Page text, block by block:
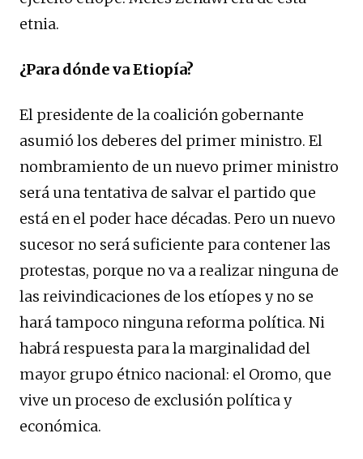
etnia.
¿Para dónde va Etiopía?
El presidente de la coalición gobernante
asumió los deberes del primer ministro. El
nombramiento de un nuevo primer ministro
será una tentativa de salvar el partido que
está en el poder hace décadas. Pero un nuevo
sucesor no será suficiente para contener las
protestas, porque no va a realizar ninguna de
las reivindicaciones de los etíopes y no se
hará tampoco ninguna reforma política. Ni
habrá respuesta para la marginalidad del
mayor grupo étnico nacional: el Oromo, que
vive un proceso de exclusión política y
económica.